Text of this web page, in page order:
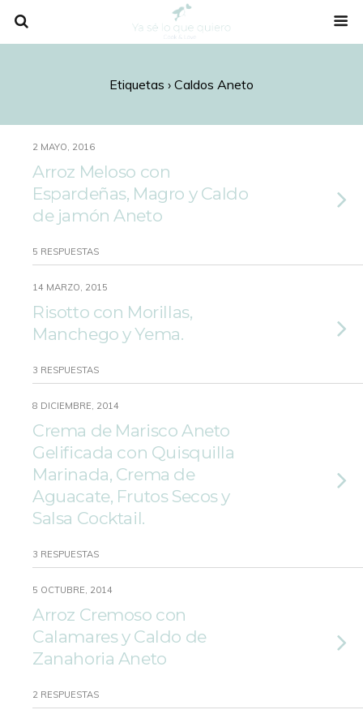
Etiquetas › Caldos Aneto
2 MAYO, 2016
Arroz Meloso con
Espardeñas, Magro y Caldo
de jamón Aneto
5 RESPUESTAS
14 MARZO, 2015
Risotto con Morillas,
Manchego y Yema.
3 RESPUESTAS
8 DICIEMBRE, 2014
Crema de Marisco Aneto
Gelificada con Quisquilla
Marinada, Crema de
Aguacate, Frutos Secos y
Salsa Cocktail.
3 RESPUESTAS
5 OCTUBRE, 2014
Arroz Cremoso con
Calamares y Caldo de
Zanahoria Aneto
2 RESPUESTAS